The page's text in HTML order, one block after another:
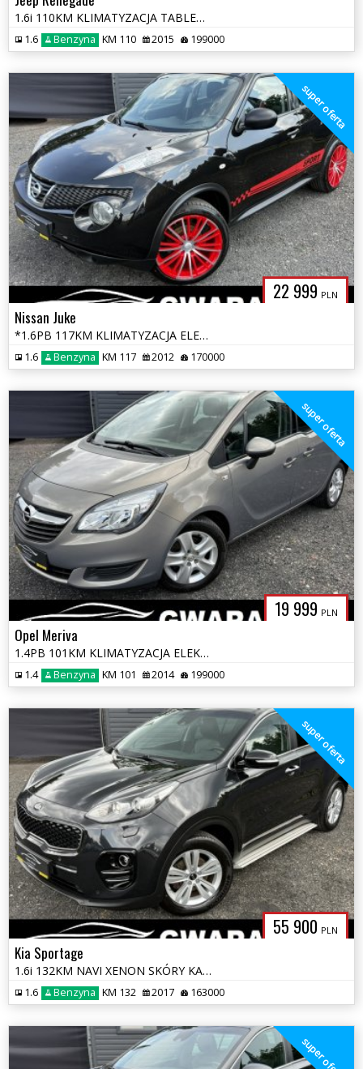
1.6i 110KM KLIMATYZACJA TABLET PDC SALON POLSKA ZAREJESTROWANY 2xKOŁA
1.6 Benzyna KM 110 2015 199000
22 999 PLN
super oferta
Nissan Juke
*1.6PB 117KM KLIMATYZACJA ELEKTRYKA ALU 19'' SPORT OPŁATY GWARANCJA*
1.6 Benzyna KM 117 2012 170000
19 999 PLN
super oferta
Opel Meriva
1.4PB 101KM KLIMATYZACJA ELEKTRYKA ALU 2xKOLA HAK OPŁATY GWARANCJA
1.4 Benzyna KM 101 2014 199000
55 900 PLN
super oferta
Kia Sportage
1.6i 132KM NAVI XENON SKÓRY KAMERA JBL Grz.+WENTYLOWANE FOTELE BLIS AL
1.6 Benzyna KM 132 2017 163000